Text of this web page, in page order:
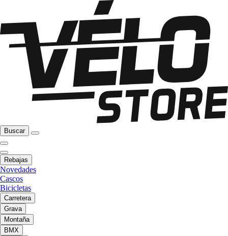
Buscar
Rebajas
Novedades
Cascos
Bicicletas
Carretera
Grava
Montaña
BMX